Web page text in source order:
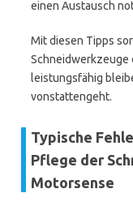
einen Austausch
Mit diesen Tipps
Schneidwerkzeuge
leistungsfähig
vonstattengeht.
Typische
Pflege der
Motorsense